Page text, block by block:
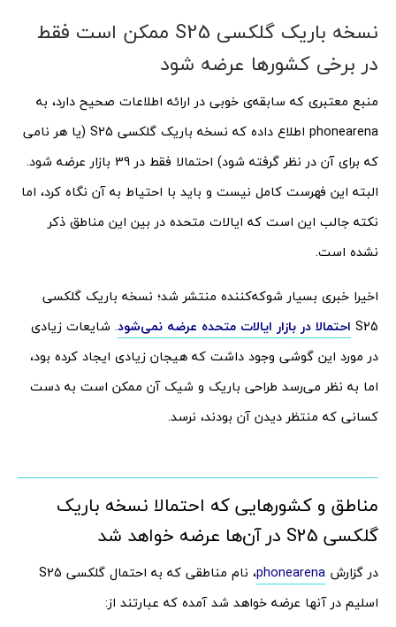
نسخه باریک گلکسی S25 ممکن است فقط
در برخی کشورها عرضه شود
منبع معتبری که سابقه‌‌ی خوبی در ارائه اطلاعات صحیح دارد، به
phonearena اطلاع داده که نسخه باریک گلکسی S25 (یا هر نامی
که برای آن در نظر گرفته شود) احتمالا فقط در 39 بازار عرضه شود.
البته این فهرست کامل نیست و باید با احتیاط به آن نگاه کرد، اما
نکته جالب این است که ایالات متحده در بین این مناطق ذکر
نشده است.
اخیرا خبری بسیار شوکه‌کننده منتشر شد؛ نسخه باریک گلکسی
S25 احتمالا در بازار ایالات متحده عرضه نمی‌شود. شایعات زیادی
در مورد این گوشی وجود داشت که هیجان زیادی ایجاد کرده بود،
اما به نظر می‌رسد طراحی باریک و شیک آن ممکن است به دست
کسانی که منتظر دیدن آن بودند، نرسد.
مناطق و کشورهایی که احتمالا نسخه باریک
گلکسی S25 در آن‌ها عرضه خواهد شد
در گزارش phonearena
، نام مناطقی که به احتمال گلکسی S25
اسلیم در آنها عرضه خواهد شد آمده که عبارتند از: